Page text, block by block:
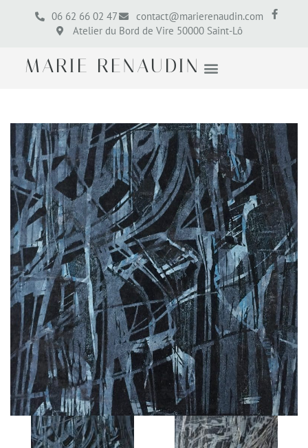
06 62 66 02 47
contact@marierenaudin.com
Atelier du Bord de Vire 50000 Saint-Lô
MARIE RENAUDIN